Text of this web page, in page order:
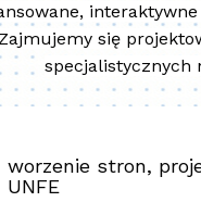
się
specjalistycznych
worzenie stron,
UNFE